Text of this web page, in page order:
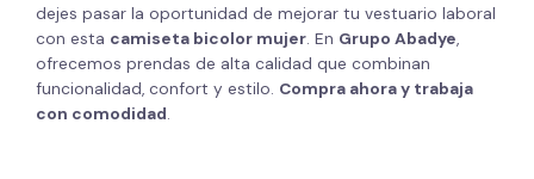
dejes pasar la oportunidad de mejorar tu vestuario laboral
con esta camiseta bicolor mujer. En Grupo Abadye,
ofrecemos prendas de alta calidad que combinan
funcionalidad, confort y estilo. Compra ahora y trabaja
con comodidad.